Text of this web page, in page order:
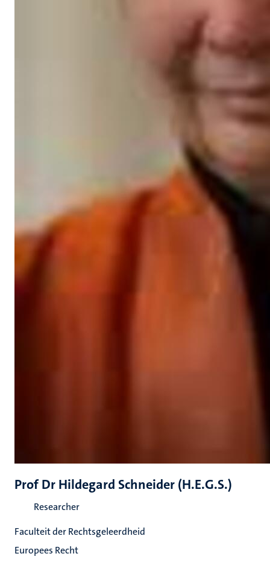
Prof Dr Hildegard Schneider (H.E.G.S.)
Researcher
Faculteit der Rechtsgeleerdheid
Europees Recht